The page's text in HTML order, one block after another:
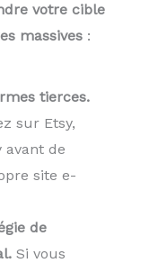
votre cible
massives :
tierces.
sur Etsy,
avant de
site e-
de
Si vous